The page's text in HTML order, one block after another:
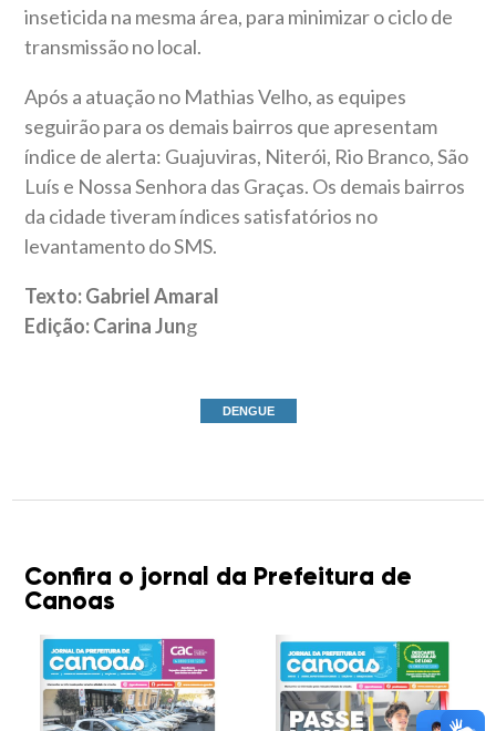
inseticida na mesma área, para minimizar o ciclo de
transmissão no local.
Após a atuação no Mathias Velho, as equipes
seguirão para os demais bairros que apresentam
índice de alerta: Guajuviras, Niterói, Rio Branco, São
Luís e Nossa Senhora das Graças. Os demais bairros
da cidade tiveram índices satisfatórios no
levantamento do SMS.
Texto: Gabriel Amaral
Edição: Carina Jung
DENGUE
Confira o jornal da Prefeitura de
Canoas